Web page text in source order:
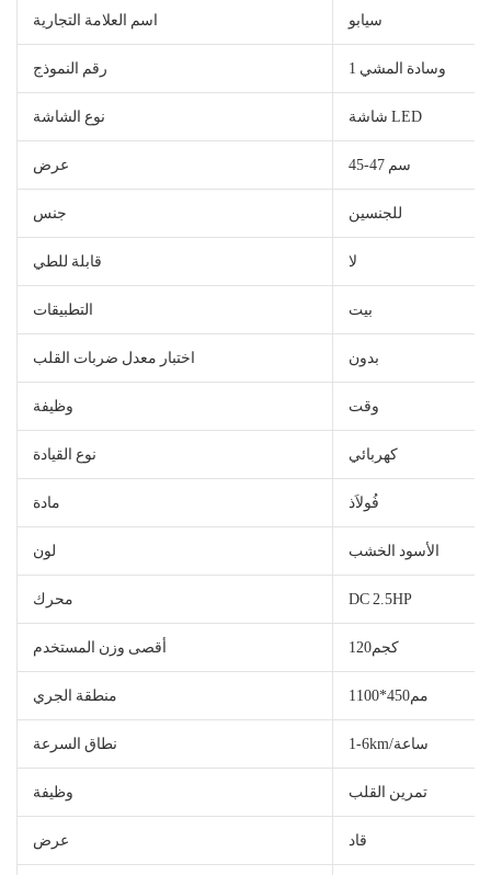
اسم العلامة التجارية سيابو
رقم النموذج وسادة المشي 1
نوع الشاشة شاشة LED
عرض 45-47 سم
جنس للجنسين
قابلة للطي لا
التطبيقات بيت
اختبار معدل ضربات القلب بدون
وظيفة وقت
نوع القيادة كهربائي
مادة فُولاَذ
لون الأسود الخشب
محرك DC 2.5HP
أقصى وزن المستخدم كجم120
منطقة الجري مم450*1100
نطاق السرعة 1-6km/ساعة
وظيفة تمرين القلب
عرض قاد